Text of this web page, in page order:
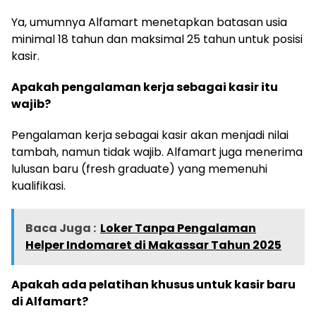
Ya, umumnya Alfamart menetapkan batasan usia
minimal 18 tahun dan maksimal 25 tahun untuk posisi
kasir.
Apakah pengalaman kerja sebagai kasir itu
wajib?
Pengalaman kerja sebagai kasir akan menjadi nilai
tambah, namun tidak wajib. Alfamart juga menerima
lulusan baru (fresh graduate) yang memenuhi
kualifikasi.
Baca Juga : Loker Tanpa Pengalaman
Helper Indomaret di Makassar Tahun 2025
Apakah ada pelatihan khusus untuk kasir baru
di Alfamart?